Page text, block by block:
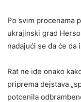
Po svim procenama
ukrajinski grad
nadajući se da će da
Rat ne ide onako
priprema dejstava
potcenila